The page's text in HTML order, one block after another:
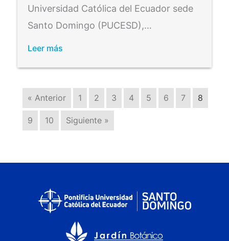
Universidad Católica del Ecuador sede
Santo Domingo (PUCESD),…
Leer más
« Anterior 1 2 3 4 5 6 7 8
9 10 Siguiente »